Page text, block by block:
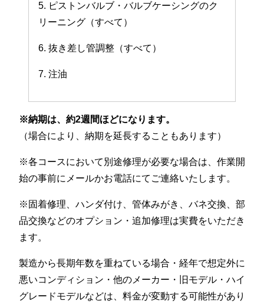
5. ピストンバルブ・バルブケーシングのク
リーニング（すべて）
6. 抜き差し管調整（すべて）
7. 注油
※納期は、約2週間ほどになります。
（場合により、納期を延長することもあります）
※各コースにおいて別途修理が必要な場合は、作業開
始の事前にメールかお電話にてご連絡いたします。
※固着修理、ハンダ付け、管体みがき、バネ交換、部
品交換などのオプション・追加修理は実費をいただき
ます。
製造から長期年数を重ねている場合・経年で想定外に
悪いコンディション・他のメーカー・旧モデル・ハイ
グレードモデルなどは、料金が変動する可能性があり